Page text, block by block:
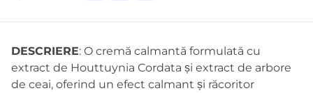
DESCRIERE: O cremă calmantă formulată cu
extract de Houttuynia Cordata și extract de arbore
de ceai, oferind un efect calmant și răcoritor